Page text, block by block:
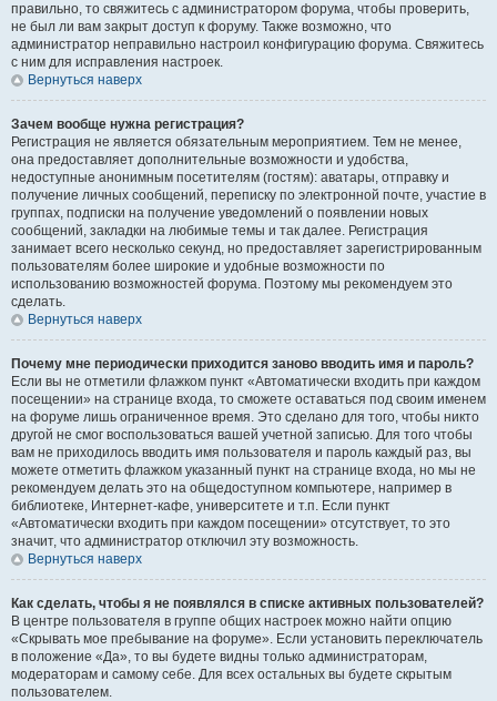
правильно, то свяжитесь с администратором форума, чтобы проверить,
не был ли вам закрыт доступ к форуму. Также возможно, что
администратор неправильно настроил конфигурацию форума. Свяжитесь
с ним для исправления настроек.
Вернуться наверх
Зачем вообще нужна регистрация?
Регистрация не является обязательным мероприятием. Тем не менее,
она предоставляет дополнительные возможности и удобства,
недоступные анонимным посетителям (гостям): аватары, отправку и
получение личных сообщений, переписку по электронной почте, участие в
группах, подписки на получение уведомлений о появлении новых
сообщений, закладки на любимые темы и так далее. Регистрация
занимает всего несколько секунд, но предоставляет зарегистрированным
пользователям более широкие и удобные возможности по
использованию возможностей форума. Поэтому мы рекомендуем это
сделать.
Вернуться наверх
Почему мне периодически приходится заново вводить имя и пароль?
Если вы не отметили флажком пункт «Автоматически входить при каждом
посещении» на странице входа, то сможете оставаться под своим именем
на форуме лишь ограниченное время. Это сделано для того, чтобы никто
другой не смог воспользоваться вашей учетной записью. Для того чтобы
вам не приходилось вводить имя пользователя и пароль каждый раз, вы
можете отметить флажком указанный пункт на странице входа, но мы не
рекомендуем делать это на общедоступном компьютере, например в
библиотеке, Интернет-кафе, университете и т.п. Если пункт
«Автоматически входить при каждом посещении» отсутствует, то это
значит, что администратор отключил эту возможность.
Вернуться наверх
Как сделать, чтобы я не появлялся в списке активных пользователей?
В центре пользователя в группе общих настроек можно найти опцию
«Скрывать мое пребывание на форуме». Если установить переключатель
в положение «Да», то вы будете видны только администраторам,
модераторам и самому себе. Для всех остальных вы будете скрытым
пользователем.